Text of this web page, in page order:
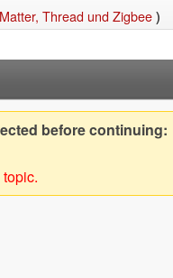
Thread und Zigbee )
before continuing: